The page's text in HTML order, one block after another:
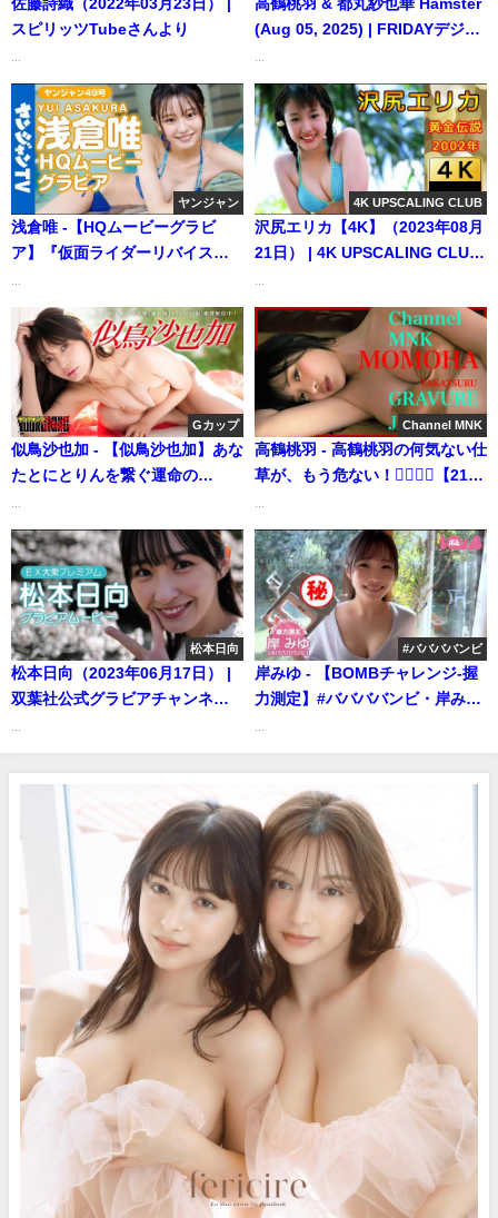
佐藤詩織（2022年03月23日） |
スピリッツTubeさんより
高鶴桃羽 & 都丸紗也華 Hamster
(Aug 05, 2025) | FRIDAYデジタ
ヤンジャン
浅倉唯 -【HQムービーグラビ
ア】『仮面ライダーリバイス』
唯ちゃんの美ボディ水着撮影に
没入密着！【メイキング】Yui
Asakura（2021年11月04日） |
ヤンジャンTV【集英社ヤングジ
ャンプ公式】さんより
4K UPSCALING CLUB
沢尻エリカ【4K】（2023年08月
21日） | 4K UPSCALING CLUB
Gカップ
似鳥沙也加 - 【似鳥沙也加】あな
たとにとりんを繋ぐ運命の
ch【ヤングキングBULL公式】さ
んより
...
Channel MNK
高鶴桃羽 - 高鶴桃羽の何気ない仕
草が、もう危ない！❤️‍🔥❤️‍🔥【21時
2025) | Channel MNKさんより
...
松本日向
松本日向（2023年06月17日） |
双葉社公式グラビアチャンネル
#ババババンビ
岸みゆ - 【BOMBチャレンジ-握
力測定】#ババババンビ・岸みゆ
2026) | BOMB IDOL
CHANNEL【ボム編集部公式】さ
んより